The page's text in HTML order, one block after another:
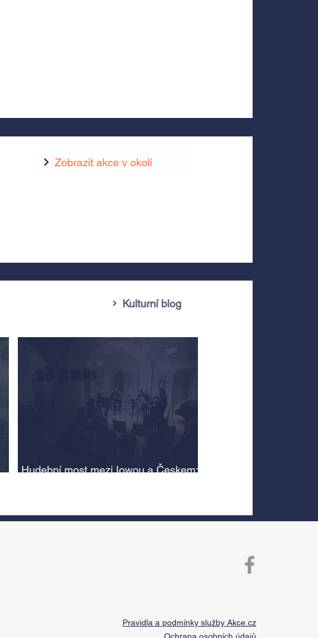
Zobrazit akce v okolí
Kulturní blog
Hudební most mezi Iowou a Českem:
Pravidla a podmínky služby Akce.cz